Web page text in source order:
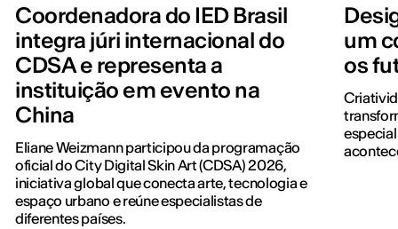
Coordenadora do IED Brasil
integra júri internacional do
CDSA e representa a
instituição em evento na
China
Eliane Weizmann participou da programação
oficial do City Digital Skin Art (CDSA) 2026,
iniciativa global que conecta arte, tecnologia e
espaço urbano e reúne especialistas de
diferentes países.
um
os